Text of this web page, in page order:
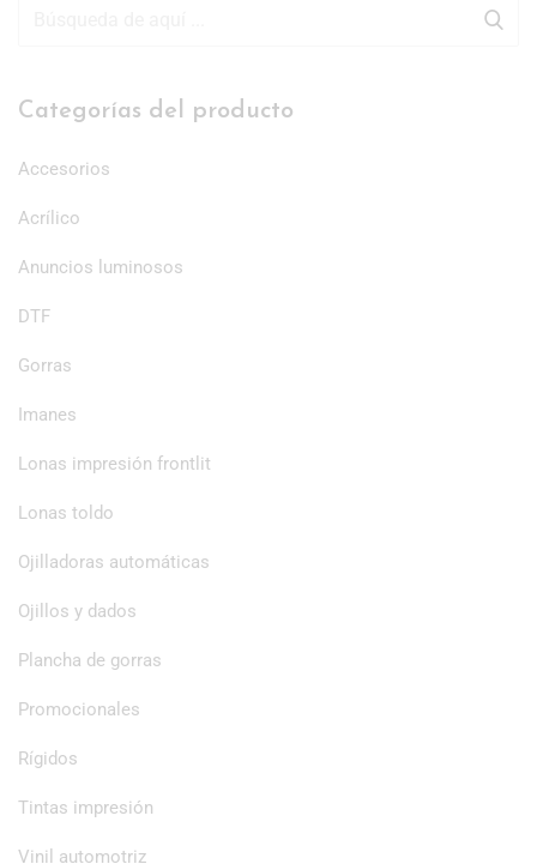
Categorías del producto
Accesorios
Acrílico
Anuncios luminosos
DTF
Gorras
Imanes
Lonas impresión frontlit
Lonas toldo
Ojilladoras automáticas
Ojillos y dados
Plancha de gorras
Promocionales
Rígidos
Tintas impresión
Vinil automotriz